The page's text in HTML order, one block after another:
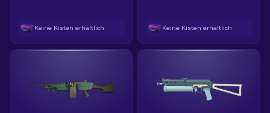
Keine Kisten erhältlich Keine Kisten erhältlich